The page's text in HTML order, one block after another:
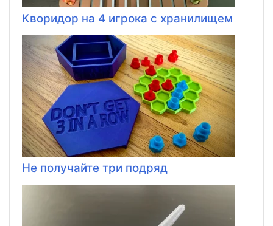
Кворидор на 4 игрока с хранилищем
Не получайте три подряд